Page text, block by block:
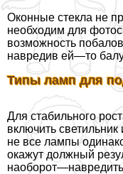
Оконные стекла не
необходим для
возможность
навредив ей—то
Типы ламп для
Для стабильного
включить
не все лампы
окажут должный